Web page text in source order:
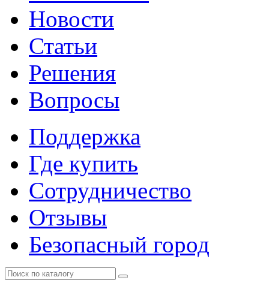
Новости
Статьи
Решения
Вопросы
Поддержка
Где купить
Сотрудничество
Отзывы
Безопасный город